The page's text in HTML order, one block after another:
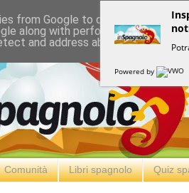
Comunità Libri spagnolo Quiz
from Google to deliver its
along with performance and
and address abuse.
Powered by